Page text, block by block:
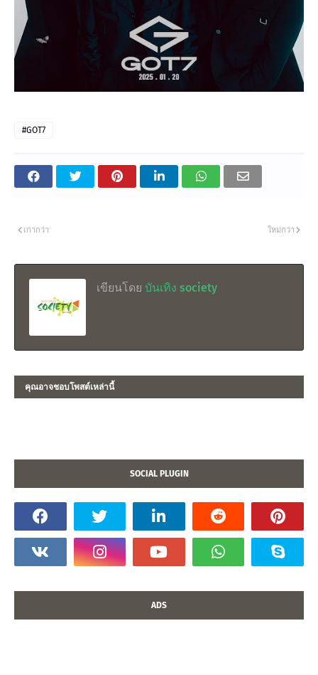
#GOT7
ใหม่กว่า
เก่ากว่า
เขียนโดย บันเทิง society
คุณอาจชอบโพสต์เหล่านี้
SOCIAL PLUGIN
ADS